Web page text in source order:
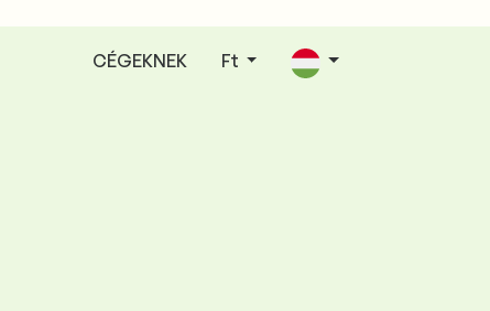
CÉGEKNEK Ft